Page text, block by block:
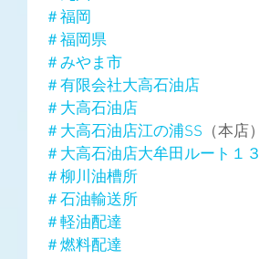
＃福岡
＃福岡県
＃みやま市
＃有限会社大高石油店
＃大高石油店
＃大高石油店江の浦SS （本店）
＃大高石油店大牟田ルート１３
＃柳川油槽所
＃石油輸送所
＃軽油配達
＃燃料配達